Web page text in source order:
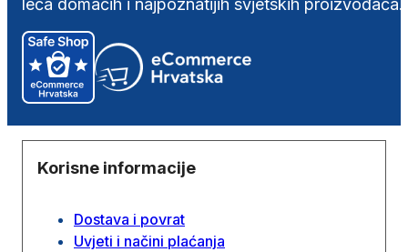
Korisne informacije
Dostava i povrat
Uvjeti i načini plaćanja